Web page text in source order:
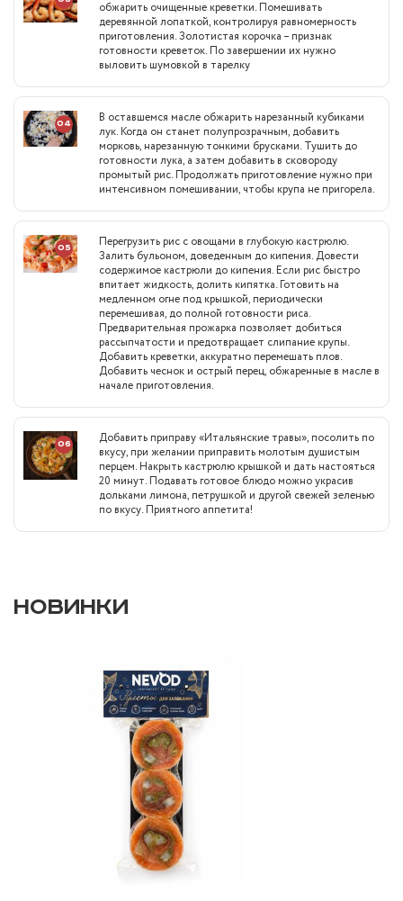
обжарить очищенные креветки. Помешивать
деревянной лопаткой, контролируя равномерность
приготовления. Золотистая корочка – признак
готовности креветок. По завершении их нужно
выловить шумовкой в тарелку
04
В оставшемся масле обжарить нарезанный кубиками
лук. Когда он станет полупрозрачным, добавить
морковь, нарезанную тонкими брусками. Тушить до
готовности лука, а затем добавить в сковороду
промытый рис. Продолжать приготовление нужно при
интенсивном помешивании, чтобы крупа не пригорела.
05
Перегрузить рис с овощами в глубокую кастрюлю.
Залить бульоном, доведенным до кипения. Довести
содержимое кастрюли до кипения. Если рис быстро
впитает жидкость, долить кипятка. Готовить на
медленном огне под крышкой, периодически
перемешивая, до полной готовности риса.
Предварительная прожарка позволяет добиться
рассыпчатости и предотвращает слипание крупы.
Добавить креветки, аккуратно перемешать плов.
Добавить чеснок и острый перец, обжаренные в масле в
начале приготовления.
06
Добавить приправу «Итальянские травы», посолить по
вкусу, при желании приправить молотым душистым
перцем. Накрыть кастрюлю крышкой и дать настояться
20 минут. Подавать готовое блюдо можно украсив
дольками лимона, петрушкой и другой свежей зеленью
по вкусу. Приятного аппетита!
НОВИНКИ